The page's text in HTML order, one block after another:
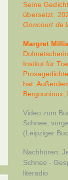
Seine
übersetzt.
Goncourt de
Margret
Institut für
hat.
Bergounioux,
Video zum
Schnee,
(Leipziger
Nachhören:
Schnee -
literadio